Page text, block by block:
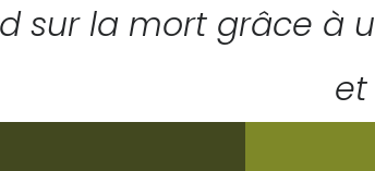
sur la mort grâce à
et